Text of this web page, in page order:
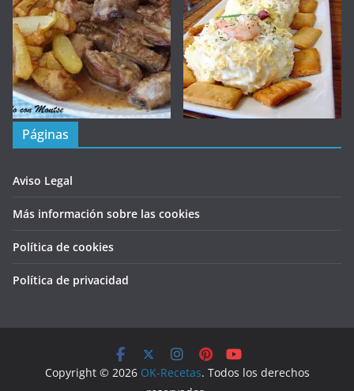
Páginas
Aviso Legal
Más información sobre las cookies
Política de cookies
Política de privacidad
Copyright © 2026 OK-Recetas. Todos los derechos